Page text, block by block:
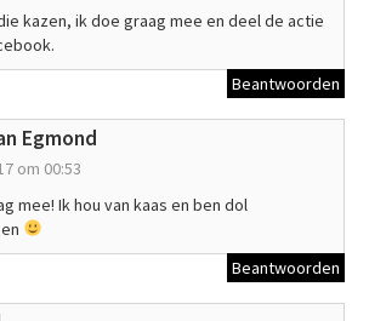
kazen, ik doe graag mee en deel de actie
Beantwoorden
Egmond
om 00:53
mee! Ik hou van kaas en ben dol
Beantwoorden